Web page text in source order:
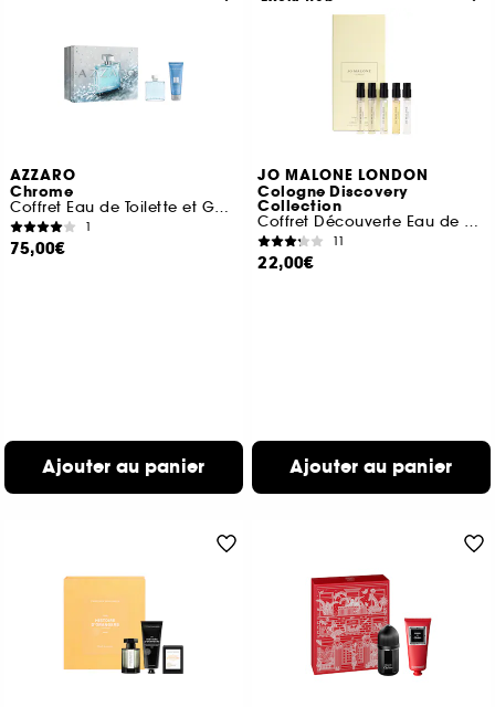
AZZARO
Chrome
Coffret Eau de Toilette et Gel Douche Cheveux & Corps
1
75,00€
Ajouter au panier
JO MALONE LONDON
Cologne Discovery
Collection
Coffret Découverte Eau de Cologne
11
22,00€
Ajouter au panier